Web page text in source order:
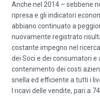
Anche nel 2014 – sebbene
ripresa e gli indicatori
abbiano continuato a
nuovamente registrato
costante impegno nel
dei Soci e dei consumatori e
contenimento dei costi
snella ed efficiente a tutti i
I ricavi delle vendite, pari a